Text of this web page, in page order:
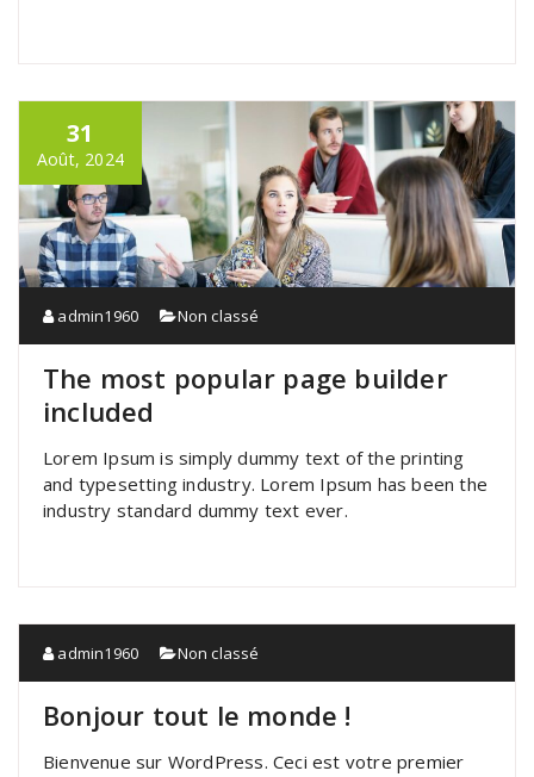
31
Août, 2024
admin1960 Non classé
The most popular page builder
included
Lorem Ipsum is simply dummy text of the printing
and typesetting industry. Lorem Ipsum has been the
industry standard dummy text ever.
admin1960 Non classé
Bonjour tout le monde !
Bienvenue sur WordPress. Ceci est votre premier